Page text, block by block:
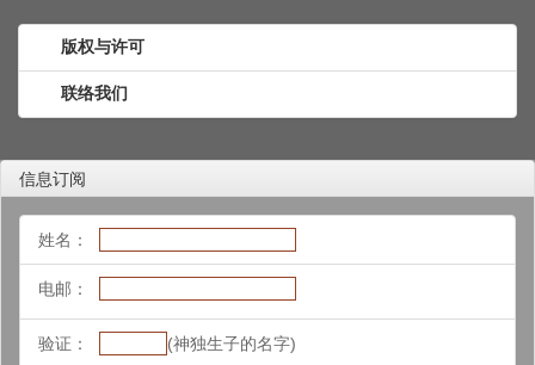
版权与许可
联络我们
信息订阅
姓名：
电邮：
验证： (神独生子的名字)